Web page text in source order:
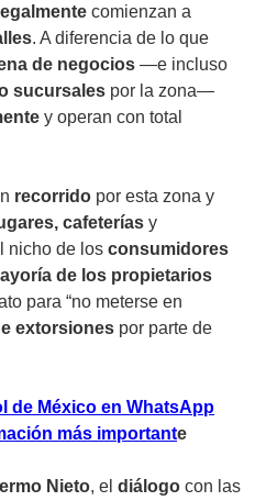
comienzan a
. A diferencia de lo que
de negocios —e incluso
sucursales por la zona—
y operan con total
recorrido por esta zona y
cafeterías y
nicho de los consumidores
de los propietarios
para “no meterse en
extorsiones por parte de
de México en WhatsApp
más importante
Nieto, el diálogo con las